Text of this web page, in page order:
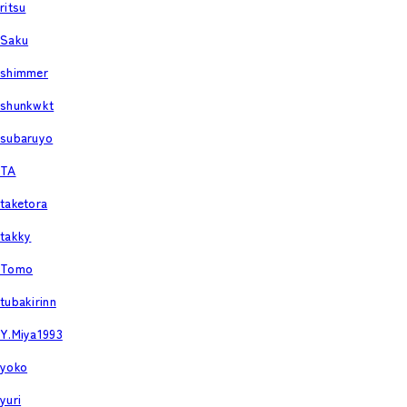
ritsu
Saku
shimmer
shunkwkt
subaruyo
TA
taketora
takky
Tomo
tubakirinn
Y.Miya1993
yoko
yuri